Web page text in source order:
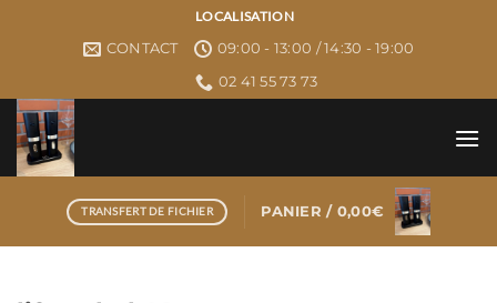
LOCALISATION
CONTACT
09:00 - 13:00 / 14:30 - 19:00
02 41 55 73 73
TRANSFERT DE FICHIER PANIER / 0,00€